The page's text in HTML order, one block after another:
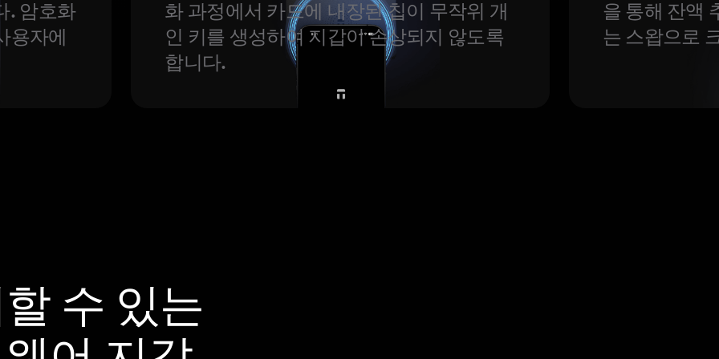
. 암호화
용자에
화 과정에서 카드에 내장된 칩이 무작위 개
인 키를 생성하여 지갑이 손상되지 않도록
합니다.
을 통해 잔액
는 스왑으로
수 있는